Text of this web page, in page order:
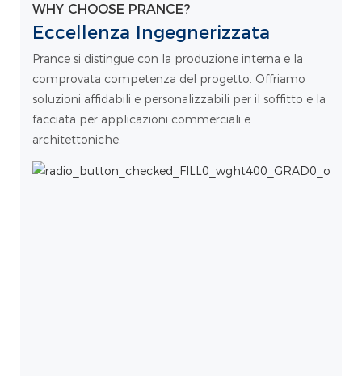
WHY CHOOSE PRANCE?
Eccellenza Ingegnerizzata
Prance si distingue con la produzione interna e la
comprovata competenza del progetto. Offriamo
soluzioni affidabili e personalizzabili per il soffitto e la
facciata per applicazioni commerciali e
architettoniche.